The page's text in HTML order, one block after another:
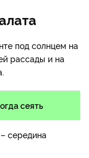
под солнцем на
рассады и на
сеять
середина